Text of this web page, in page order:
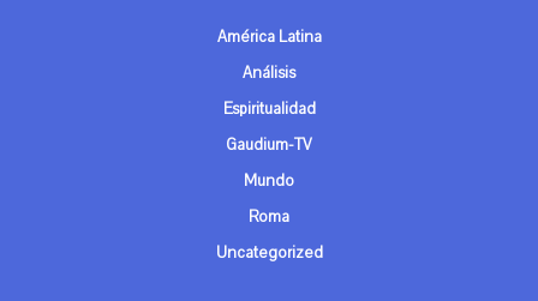
América Latina
Análisis
Espiritualidad
Gaudium-TV
Mundo
Roma
Uncategorized